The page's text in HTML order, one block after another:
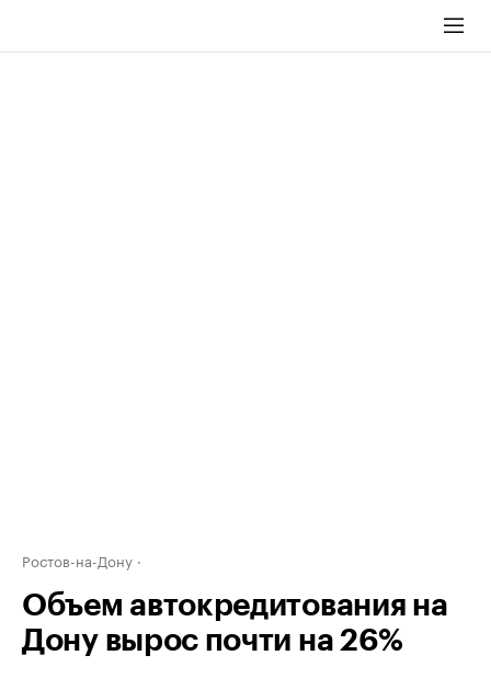
Ростов-на-Дону
Объем автокредитования на
Дону вырос почти на 26%